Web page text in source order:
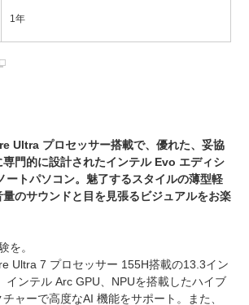
1年
Ultra プロセッサー搭載で、優れた、妥協
門的に設計されたインテル Evo エディシ
ートパソコン。魅了するスタイルの薄型軽
のサウンドと目を見張るビジュアルをお楽
を。
Ultra 7 プロセッサー 155H搭載の13.3イン
インテル Arc GPU、NPUを搭載したハイブ
ャーで高度なAI 機能をサポート。また、